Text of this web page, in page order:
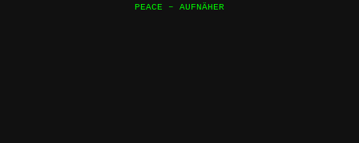
PEACE – AUFNÄHER